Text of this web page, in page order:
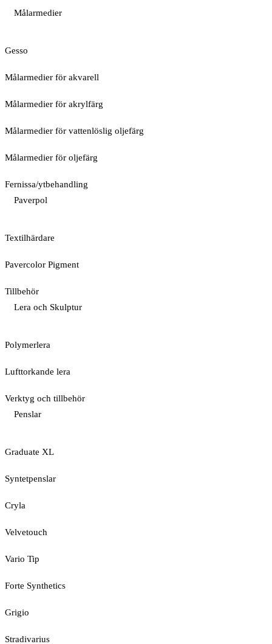
Målarmedier
Gesso
Målarmedier för akvarell
Målarmedier för akrylfärg
Målarmedier för vattenlöslig oljefärg
Målarmedier för oljefärg
Fernissa/ytbehandling
Paverpol
Textilhärdare
Pavercolor Pigment
Tillbehör
Lera och Skulptur
Polymerlera
Lufttorkande lera
Verktyg och tillbehör
Penslar
Graduate XL
Syntetpenslar
Cryla
Velvetouch
Vario Tip
Forte Synthetics
Grigio
Stradivarius